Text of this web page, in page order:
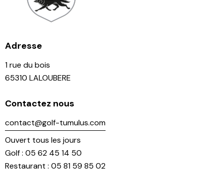
Adresse
1 rue du bois
65310 LALOUBERE
Contactez nous
contact@golf-tumulus.com
Ouvert tous les jours
Golf : 05 62 45 14 50
Restaurant : 05 81 59 85 02